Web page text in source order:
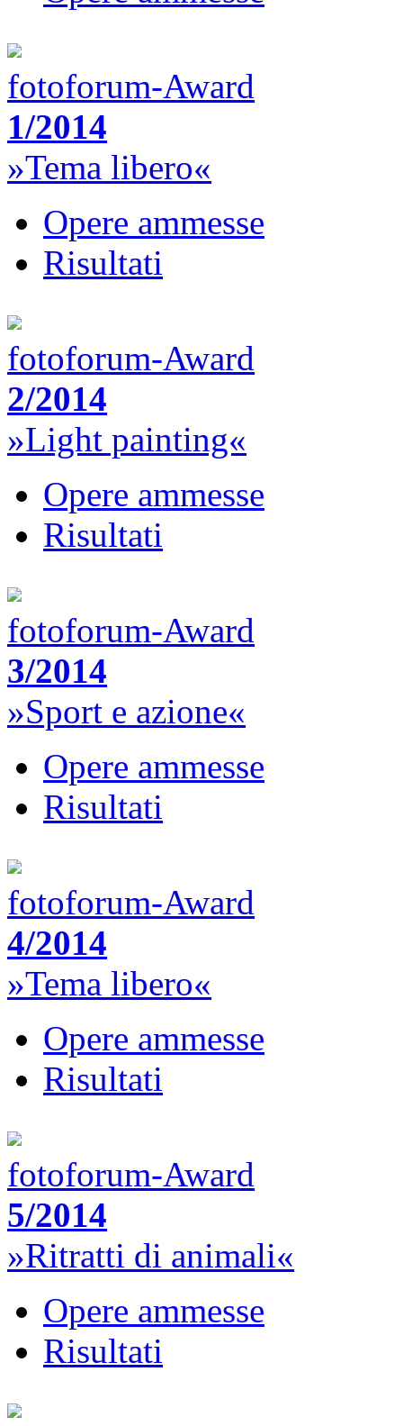
fotoforum-Award
1/2014
»Tema libero«
Opere ammesse
Risultati
fotoforum-Award
2/2014
»Light painting«
Opere ammesse
Risultati
fotoforum-Award
3/2014
»Sport e azione«
Opere ammesse
Risultati
fotoforum-Award
4/2014
»Tema libero«
Opere ammesse
Risultati
fotoforum-Award
5/2014
»Ritratti di animali«
Opere ammesse
Risultati